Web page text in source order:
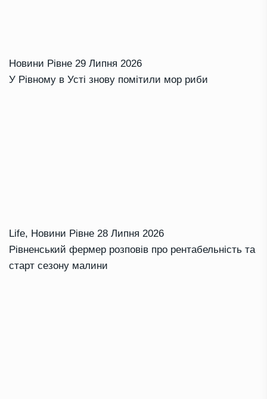
Новини Рівне 29 Липня 2026
У Рівному в Усті знову помітили мор риби
Life, Новини Рівне 28 Липня 2026
Рівненський фермер розповів про рентабельність та
старт сезону малини